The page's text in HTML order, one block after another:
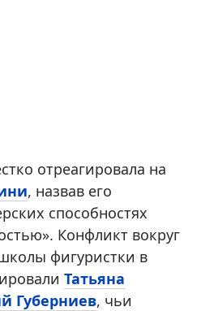
отреагировала на
, назвав его
способностях
Конфликт вокруг
фигуристки в
Татьяна
Губерниев, чьи